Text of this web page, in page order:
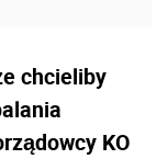
chcieliby
KO